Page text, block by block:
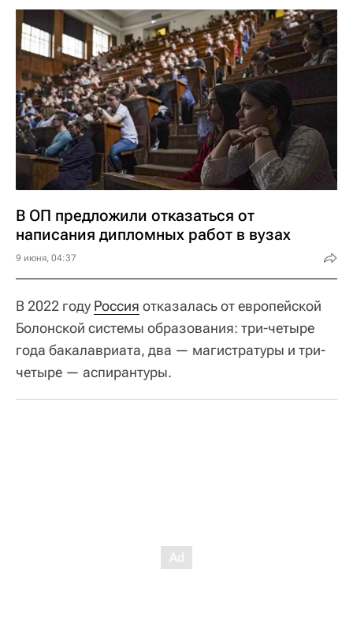
В ОП предложили отказаться от
написания дипломных работ в вузах
9 июня, 04:37
В 2022 году Россия отказалась от европейской
Болонской системы образования: три-четыре
года бакалавриата, два — магистратуры и три-
четыре — аспирантуры.